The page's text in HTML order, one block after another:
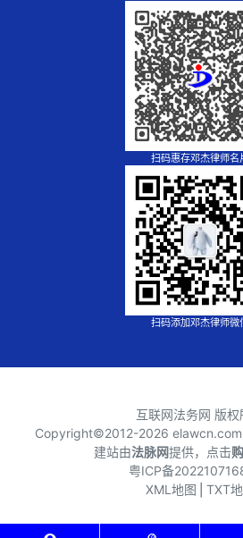
扫码惠存邓杰律师名
扫码添加邓杰律师微
互联网法务网 版权
Copyright©2012-2026
建站由法脉网提供，点击
粤ICP备
XML地图 TXT